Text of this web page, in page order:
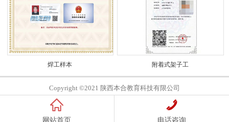
焊工样本 附着式架子工
Copyright ©2021 陕西本合教育科技有限公司
网站首页 电话咨询